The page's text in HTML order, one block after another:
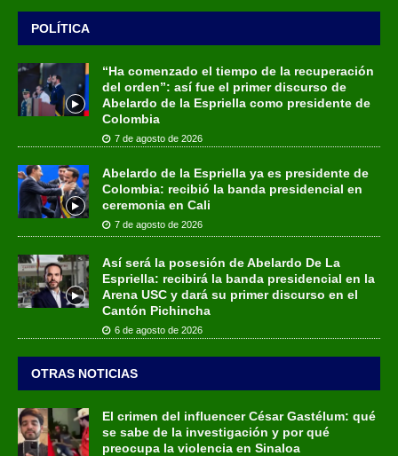
POLÍTICA
“Ha comenzado el tiempo de la recuperación
del orden”: así fue el primer discurso de
Abelardo de la Espriella como presidente de
Colombia
7 de agosto de 2026
Abelardo de la Espriella ya es presidente de
Colombia: recibió la banda presidencial en
ceremonia en Cali
7 de agosto de 2026
Así será la posesión de Abelardo De La
Espriella: recibirá la banda presidencial en la
Arena USC y dará su primer discurso en el
Cantón Pichincha
6 de agosto de 2026
OTRAS NOTICIAS
El crimen del influencer César Gastélum: qué
se sabe de la investigación y por qué
preocupa la violencia en Sinaloa